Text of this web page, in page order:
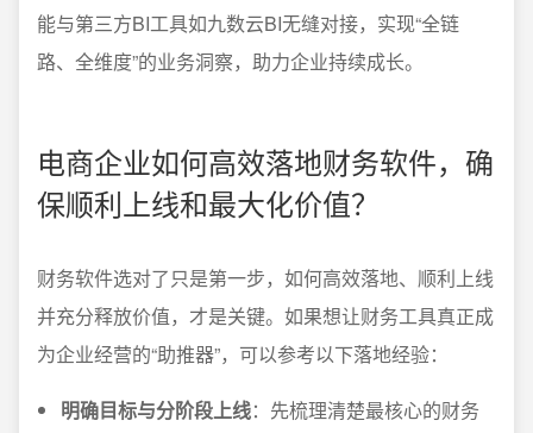
能与第三方BI工具如九数云BI无缝对接，实现“全链
路、全维度”的业务洞察，助力企业持续成长。
电商企业如何高效落地财务软件，确
保顺利上线和最大化价值？
财务软件选对了只是第一步，如何高效落地、顺利上线
并充分释放价值，才是关键。如果想让财务工具真正成
为企业经营的“助推器”，可以参考以下落地经验：
明确目标与分阶段上线：先梳理清楚最核心的财务